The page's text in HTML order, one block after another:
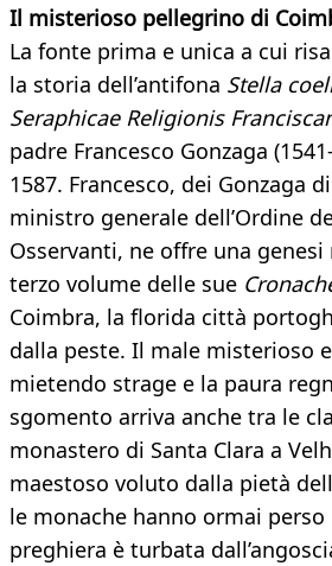
Il misterioso pellegrino di
La fonte prima e unica a cui
la storia dell’antifona Stella
Seraphicae Religionis
padre Francesco Gonzaga
1587. Francesco, dei Gonzaga
ministro generale dell’Ordine
Osservanti, ne offre una
terzo volume delle sue
Coimbra, la florida città
dalla peste. Il male misterioso
mietendo strage e la paura
sgomento arriva anche tra le
monastero di Santa Clara a
maestoso voluto dalla pietà
le monache hanno ormai
preghiera è turbata